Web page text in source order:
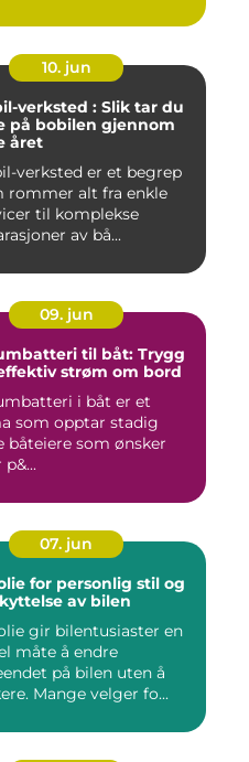
10. jun
verksted : Slik tar du
på bobilen gjennom
året
verksted er et begrep
rommer alt fra enkle
til komplekse
av bå...
09. jun
til båt: Trygg
strøm om bord
i båt er et
som opptar stadig
båteiere som ønsker
07. jun
for personlig stil og
av bilen
gir bilentusiaster en
måte å endre
på bilen uten å
Mange velger fo...